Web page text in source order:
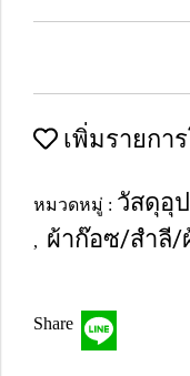
เพิ่มรายกา
หมวดหมู่ : วัสดุอุ
, ผ้าก๊อซ/สำลี/
Share